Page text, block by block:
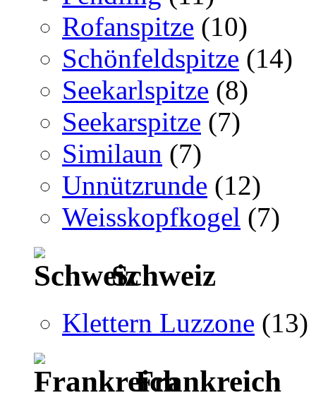
Rofanspitze (10)
Schönfeldspitze (14)
Seekarlspitze (8)
Seekarspitze (7)
Similaun (7)
Unnützrunde (12)
Weisskopfkogel (7)
Schweiz
Klettern Luzzone (13)
Frankreich